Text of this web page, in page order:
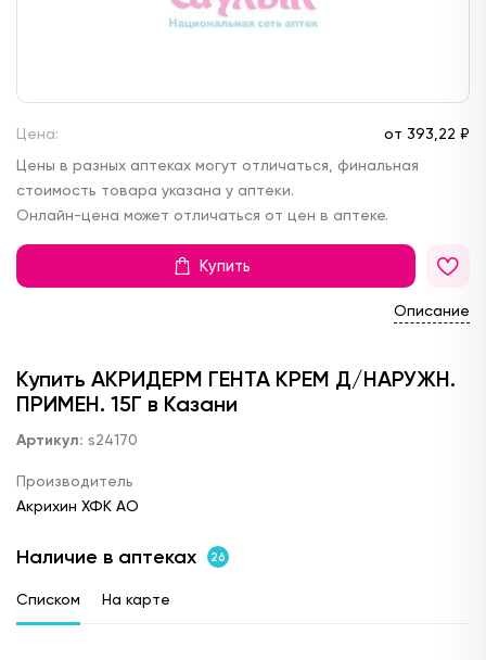
Цена: от 393, 22 ₽
Цены в разных аптеках могут отличаться, финальная
стоимость товара указана у аптеки.
Онлайн-цена может отличаться от цен в аптеке.
Купить
Описание
Купить АКРИДЕРМ ГЕНТА КРЕМ Д/НАРУЖН.
ПРИМЕН. 15Г в Казани
Артикул: s24170
Производитель
Акрихин ХФК АО
Наличие в аптеках 26
Списком На карте